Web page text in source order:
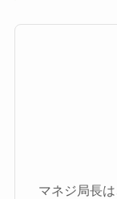
マネジ局長